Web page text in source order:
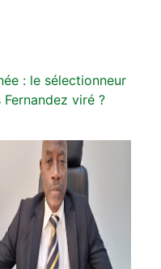
: le sélectionneur
Fernandez viré ?